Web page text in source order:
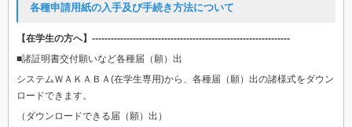
各種申請用紙の入手及び手続き方法について
【在学生の方へ】---------------------------------------------------------------
■諸証明書交付願いなど各種届（願）出
システムＷＡＫＡＢＡ (在学生専用)から、各種届（願）出の諸様式をダウン
ロードできます。
（ダウンロードできる届（願）出）